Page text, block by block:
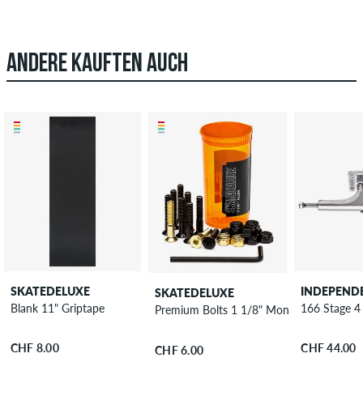
ANDERE KAUFTEN AUCH
SKATEDELUXE
Blank 11" Griptape
CHF 8.00
SKATEDELUXE
Premium Bolts 1 1/8" Montageset
CHF 6.00
166 Stage
CHF 44.00